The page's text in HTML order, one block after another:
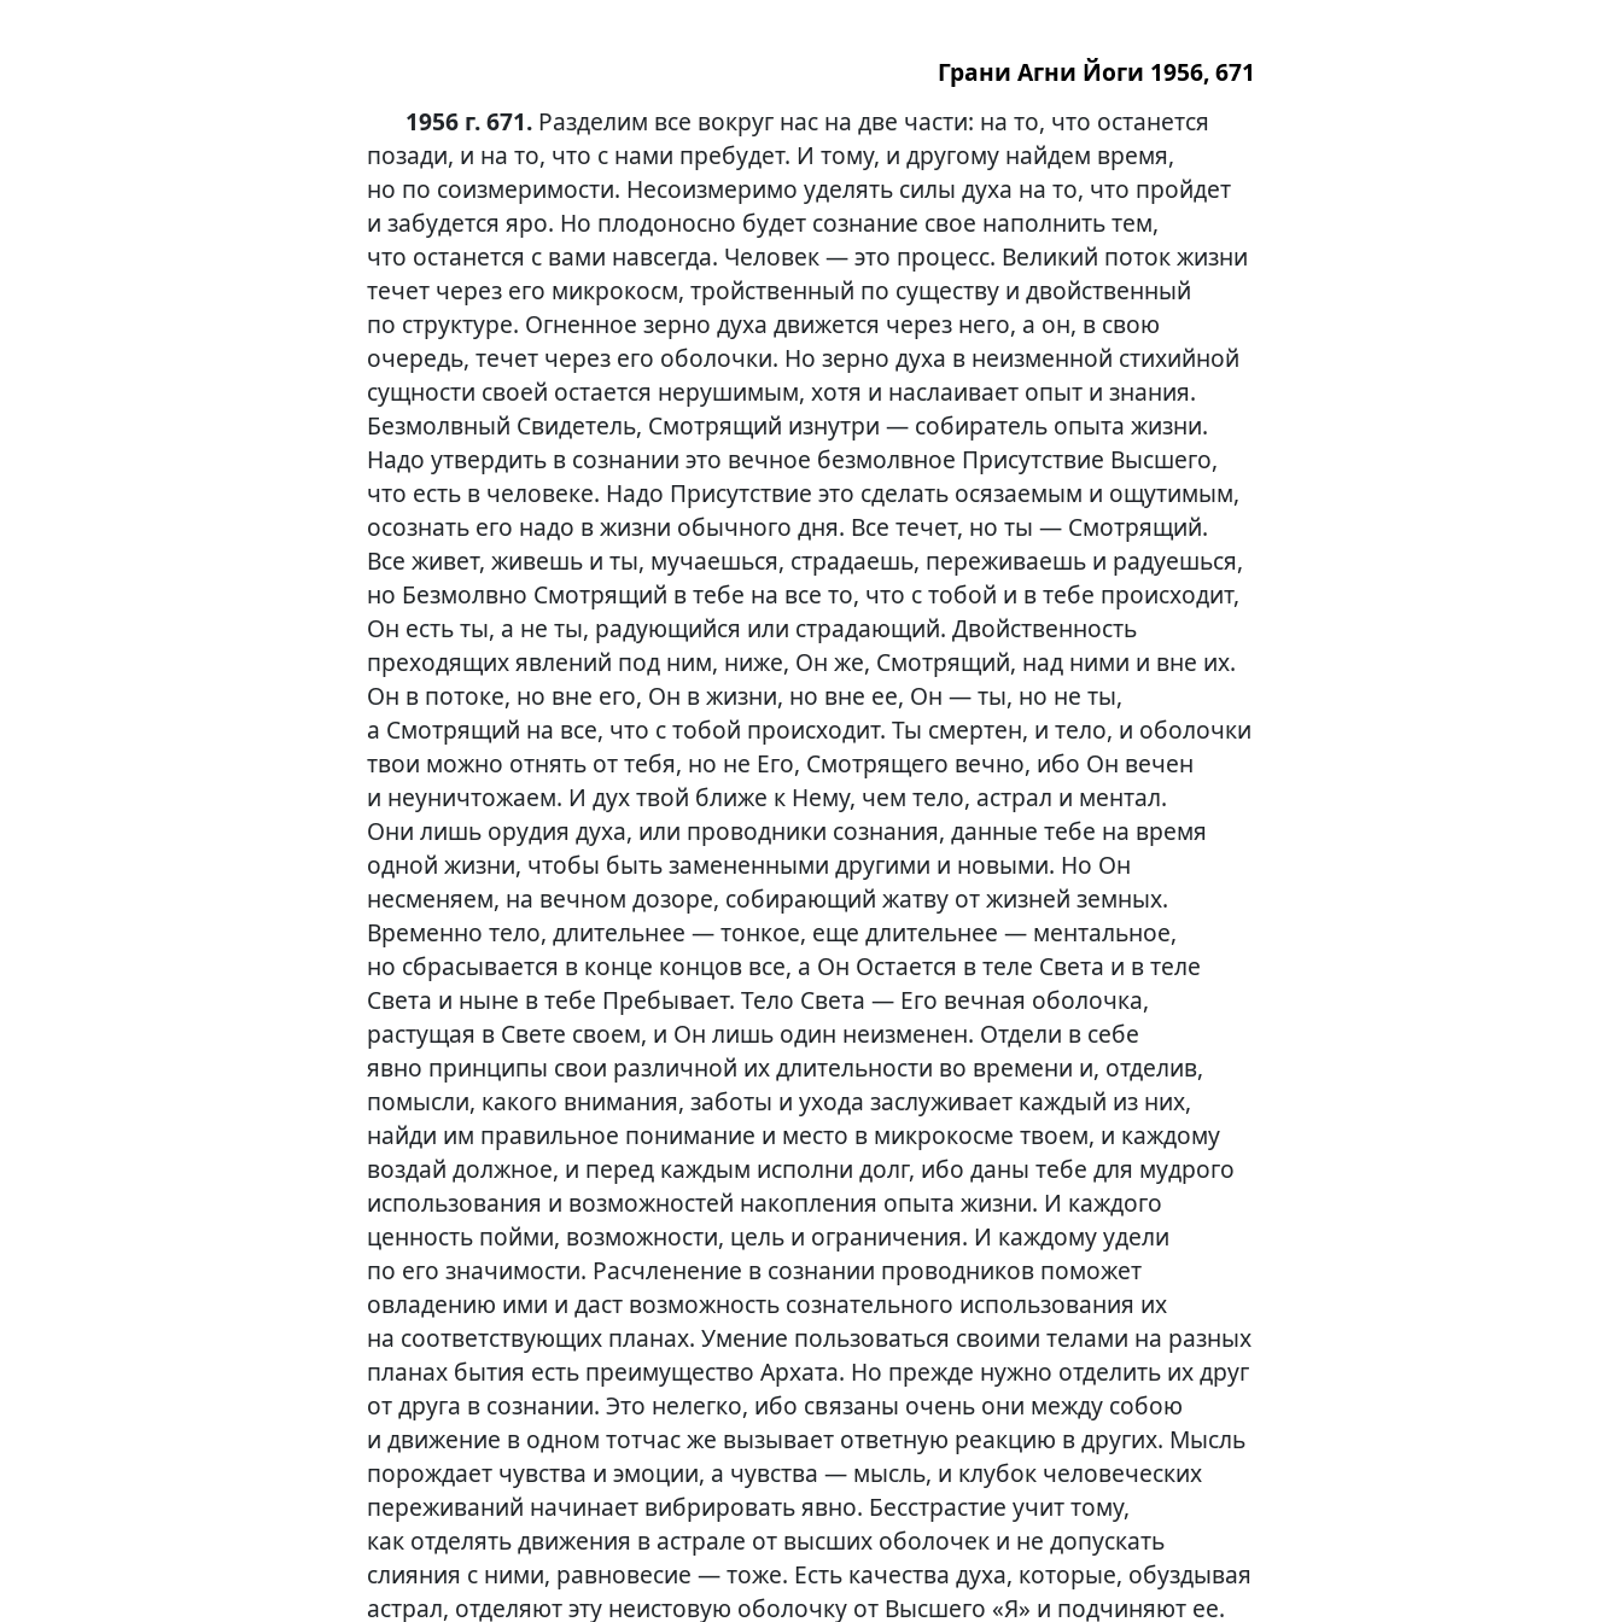
Грани Агни Йоги 1956, 671
1956 г. 671. Разделим все вокруг нас на две части: на то, что останется
позади, и на то, что с нами пребудет. И тому, и другому найдем время,
но по соизмеримости. Несоизмеримо уделять силы духа на то, что пройдет
и забудется яро. Но плодоносно будет сознание свое наполнить тем,
что останется с вами навсегда. Человек — это процесс. Великий поток жизни
течет через его микрокосм, тройственный по существу и двойственный
по структуре. Огненное зерно духа движется через него, а он, в свою
очередь, течет через его оболочки. Но зерно духа в неизменной стихийной
сущности своей остается нерушимым, хотя и наслаивает опыт и знания.
Безмолвный Свидетель, Смотрящий изнутри — собиратель опыта жизни.
Надо утвердить в сознании это вечное безмолвное Присутствие Высшего,
что есть в человеке. Надо Присутствие это сделать осязаемым и ощутимым,
осознать его надо в жизни обычного дня. Все течет, но ты — Смотрящий.
Все живет, живешь и ты, мучаешься, страдаешь, переживаешь и радуешься,
но Безмолвно Смотрящий в тебе на все то, что с тобой и в тебе происходит,
Он есть ты, а не ты, радующийся или страдающий. Двойственность
преходящих явлений под ним, ниже, Он же, Смотрящий, над ними и вне их.
Он в потоке, но вне его, Он в жизни, но вне ее, Он — ты, но не ты,
а Смотрящий на все, что с тобой происходит. Ты смертен, и тело, и оболочки
твои можно отнять от тебя, но не Его, Смотрящего вечно, ибо Он вечен
и неуничтожаем. И дух твой ближе к Нему, чем тело, астрал и ментал.
Они лишь орудия духа, или проводники сознания, данные тебе на время
одной жизни, чтобы быть замененными другими и новыми. Но Он
несменяем, на вечном дозоре, собирающий жатву от жизней земных.
Временно тело, длительнее — тонкое, еще длительнее — ментальное,
но сбрасывается в конце концов все, а Он Остается в теле Света и в теле
Света и ныне в тебе Пребывает. Тело Света — Его вечная оболочка,
растущая в Свете своем, и Он лишь один неизменен. Отдели в себе
явно принципы свои различной их длительности во времени и, отделив,
помысли, какого внимания, заботы и ухода заслуживает каждый из них,
найди им правильное понимание и место в микрокосме твоем, и каждому
воздай должное, и перед каждым исполни долг, ибо даны тебе для мудрого
использования и возможностей накопления опыта жизни. И каждого
ценность пойми, возможности, цель и ограничения. И каждому удели
по его значимости. Расчленение в сознании проводников поможет
овладению ими и даст возможность сознательного использования их
на соответствующих планах. Умение пользоваться своими телами на разных
планах бытия есть преимущество Архата. Но прежде нужно отделить их друг
от друга в сознании. Это нелегко, ибо связаны очень они между собою
и движение в одном тотчас же вызывает ответную реакцию в других. Мысль
порождает чувства и эмоции, а чувства — мысль, и клубок человеческих
переживаний начинает вибрировать явно. Бесстрастие учит тому,
как отделять движения в астрале от высших оболочек и не допускать
слияния с ними, равновесие — тоже. Есть качества духа, которые, обуздывая
астрал, отделяют эту неистовую оболочку от Высшего «Я» и подчиняют ее.